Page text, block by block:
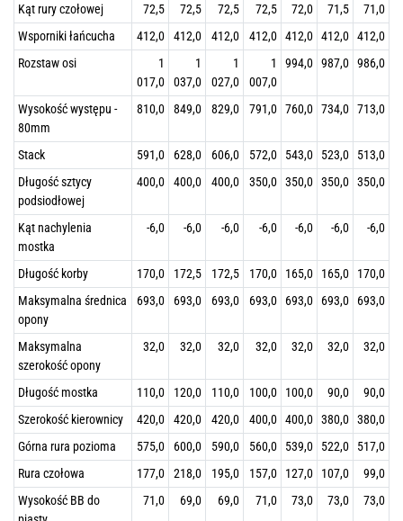
Kąt rury czołowej 72,5 72,5 72,5 72,5 72,0 71,5
71,0
Wsporniki łańcucha
412,0 412,0 412,0 412,0 412,0 412,0 412,0
Rozstaw osi
1
017,0
1
037,0
1
027,0
1
007,0
994,0 987,0 986,0
Wysokość występu -
80mm
810,0 849,0 829,0 791,0 760,0 734,0 713,0
Stack 591,0 628,0 606,0 572,0 543,0 523,0
513,0
Długość sztycy
podsiodłowej
400,0 400,0 400,0 350,0 350,0 350,0 350,0
Kąt nachylenia
mostka
-6,0 -6,0 -6,0 -6,0 -6,0 -6,0 -6,0
Długość korby 170,0 172,5 172,5 170,0 165,0 165,0
170,0
Maksymalna średnica
opony
693,0 693,0 693,0 693,0 693,0 693,0 693,0
Maksymalna
szerokość opony
32,0 32,0 32,0 32,0 32,0 32,0 32,0
Długość mostka 110,0 120,0 110,0 100,0 100,0 90,0
90,0
Szerokość kierownicy
420,0 420,0 420,0 400,0 400,0 380,0 380,0
Górna rura pozioma
575,0 600,0 590,0 560,0 539,0 522,0
517,0
Rura czołowa
177,0 218,0 195,0 157,0 127,0 107,0
99,0
Wysokość BB do
71,0 69,0 69,0 71,0 73,0 73,0 73,0